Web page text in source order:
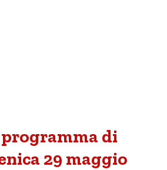
programma di
29 maggio